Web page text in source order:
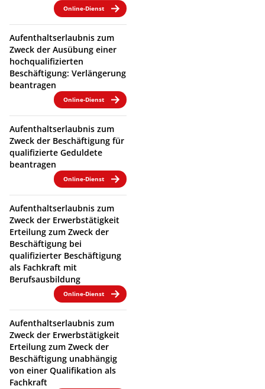
Online-Dienst
Aufenthaltserlaubnis zum
Zweck der Ausübung einer
hochqualifizierten
Beschäftigung: Verlängerung
beantragen
Online-Dienst
Aufenthaltserlaubnis zum
Zweck der Beschäftigung für
qualifizierte Geduldete
beantragen
Online-Dienst
Aufenthaltserlaubnis zum
Zweck der Erwerbstätigkeit
Erteilung zum Zweck der
Beschäftigung bei
qualifizierter Beschäftigung
als Fachkraft mit
Berufsausbildung
Online-Dienst
Aufenthaltserlaubnis zum
Zweck der Erwerbstätigkeit
Erteilung zum Zweck der
Beschäftigung unabhängig
von einer Qualifikation als
Fachkraft